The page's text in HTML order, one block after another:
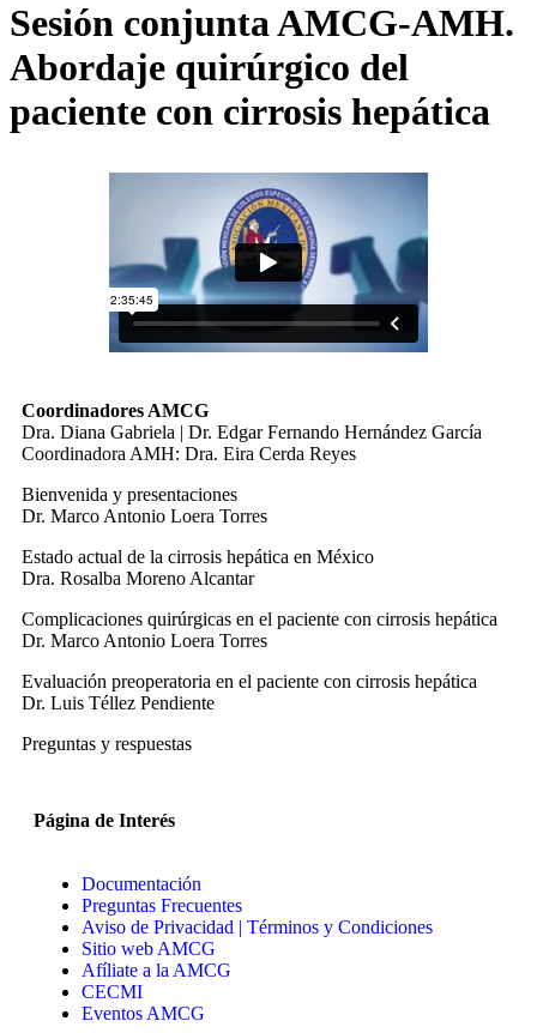
Sesión conjunta AMCG-AMH.
Abordaje quirúrgico del
paciente con cirrosis hepática
Coordinadores AMCG
Dra. Diana Gabriela | Dr. Edgar Fernando Hernández García
Coordinadora AMH: Dra. Eira Cerda Reyes
Bienvenida y presentaciones
Dr. Marco Antonio Loera Torres
Estado actual de la cirrosis hepática en México
Dra. Rosalba Moreno Alcantar
Complicaciones quirúrgicas en el paciente con cirrosis hepática
Dr. Marco Antonio Loera Torres
Evaluación preoperatoria en el paciente con cirrosis hepática
Dr. Luis Téllez Pendiente
Preguntas y respuestas
Página de Interés
Documentación
Preguntas Frecuentes
Aviso de Privacidad | Términos y Condiciones
Sitio web AMCG
Afíliate a la AMCG
CECMI
Eventos AMCG